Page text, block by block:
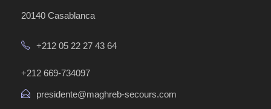
20140 Casablanca
+212 05 22 27 43 64
+212 669-734097
presidente@maghreb-secours.com